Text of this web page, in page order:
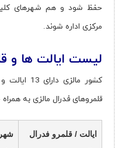
حفظ شود و هم شهرهای
مرکزی اداره شوند.
لیست ایالت ها و
قلمروهای فدرال مالزی به
ایالت / قلمرو فدرال